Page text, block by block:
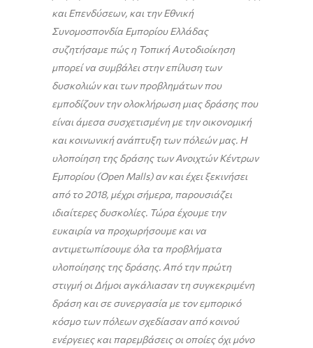
και Επενδύσεων, και την Εθνική
Συνομοσπονδία Εμπορίου Ελλάδας
συζητήσαμε πώς η Τοπική Αυτοδιοίκηση
μπορεί να συμβάλει στην επίλυση των
δυσκολιών και των προβλημάτων που
εμποδίζουν την ολοκλήρωση μιας δράσης που
είναι άμεσα συσχετισμένη με την οικονομική
και κοινωνική ανάπτυξη των πόλεών μας. Η
υλοποίηση της δράσης των Ανοιχτών Κέντρων
Εμπορίου (Open Malls) αν και έχει ξεκινήσει
από το 2018, μέχρι σήμερα, παρουσιάζει
ιδιαίτερες δυσκολίες. Τώρα έχουμε την
ευκαιρία να προχωρήσουμε και να
αντιμετωπίσουμε όλα τα προβλήματα
υλοποίησης της δράσης. Από την πρώτη
στιγμή οι Δήμοι αγκάλιασαν τη συγκεκριμένη
δράση και σε συνεργασία με τον εμπορικό
κόσμο των πόλεων σχεδίασαν από κοινού
ενέργειες και παρεμβάσεις οι οποίες όχι μόνο